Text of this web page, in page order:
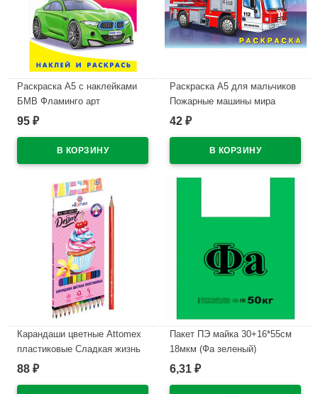
Раскраска А5 с наклейками
БМВ Фламинго арт
26349/30827
95 ₽
Раскраска А5 для мальчиков
Пожарные машины мира
Фламинго арт 26660/31015
42 ₽
Карандаши цветные Attomex
пластиковые Сладкая жизнь
(Dolce Vita) 12 цветов М
88 ₽
Пакет ПЭ майка 30+16*55см
18мкм (Фа зеленый)
В наличии
6,31 ₽